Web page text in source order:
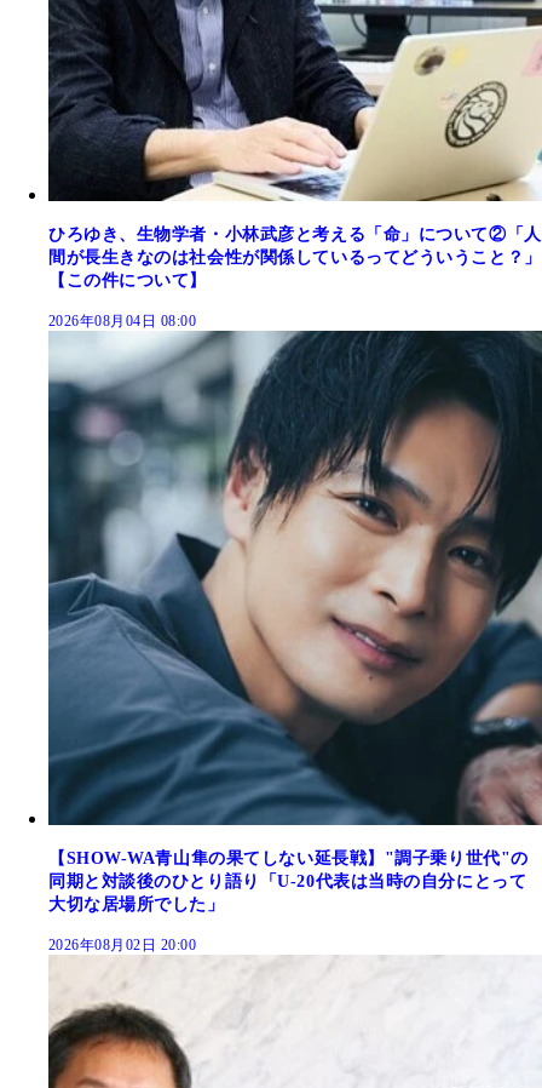
ひろゆき、生物学者・小林武彦と考える「命」について②「人
間が長生きなのは社会性が関係しているってどういうこと？」
【この件について】
2026年08月04日 08:00
【SHOW-WA青山隼の果てしない延長戦】"調子乗り世代"の
同期と対談後のひとり語り「U-20代表は当時の自分にとって
大切な居場所でした」
2026年08月02日 20:00